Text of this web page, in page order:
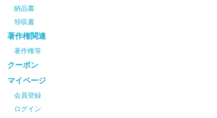
納品書
領収書
著作権関連
著作権等
クーポン
マイページ
会員登録
ログイン